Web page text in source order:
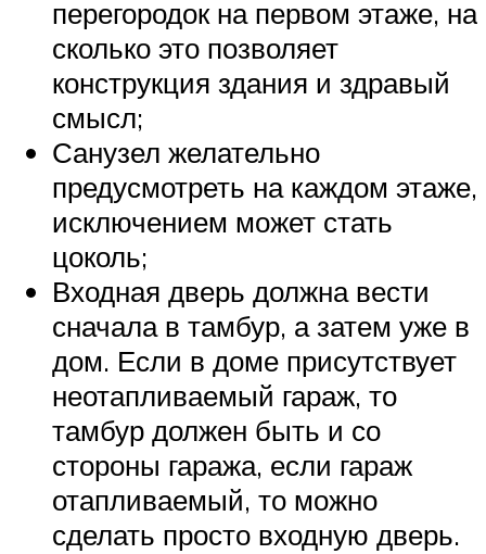
перегородок на первом этаже, на
сколько это позволяет
конструкция здания и здравый
смысл;
Санузел желательно
предусмотреть на каждом этаже,
исключением может стать
цоколь;
Входная дверь должна вести
сначала в тамбур, а затем уже в
дом. Если в доме присутствует
неотапливаемый гараж, то
тамбур должен быть и со
стороны гаража, если гараж
отапливаемый, то можно
сделать просто входную дверь.